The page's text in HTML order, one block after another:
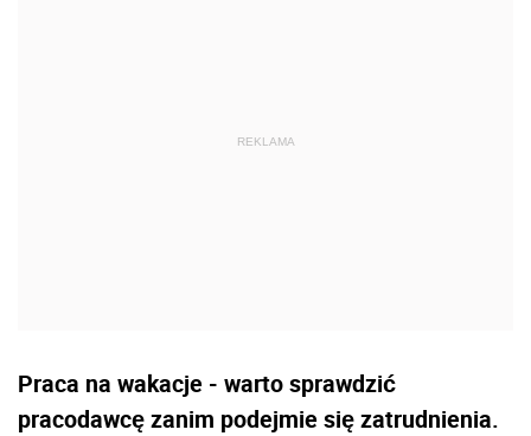
Praca na wakacje - warto sprawdzić
pracodawcę zanim podejmie się zatrudnienia.